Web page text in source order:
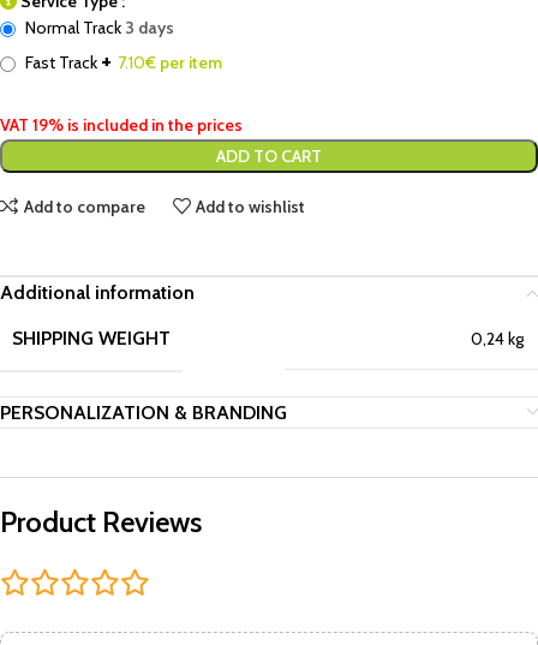
Normal Track 3 days
Fast Track + 7.10€ per item
VAT 19% is included in the prices
ADD TO CART
Add to compare Add to wishlist
Additional information
SHIPPING WEIGHT
0,24 kg
PERSONALIZATION & BRANDING
Product Reviews